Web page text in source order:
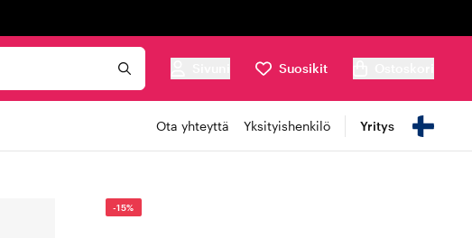
Suosikit
Ota yhteyttä Yksityishenkilö Yritys
-15%